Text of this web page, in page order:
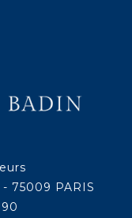
75009 PARIS